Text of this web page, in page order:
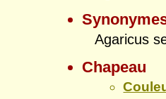
Agaricus
Chapeau